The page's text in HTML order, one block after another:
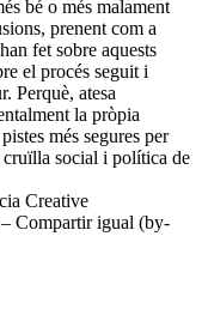
bé o més malament
prenent com a
fet sobre aquests
el procés seguit i
Perquè, atesa
la pròpia
més segures per
cruïlla social i política de
Creative
Compartir igual (by-